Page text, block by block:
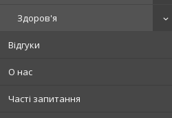
Здоров'я
Відгуки
О нас
Часті запитання